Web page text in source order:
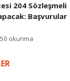
204 Sözleşmeli
Başvurular
okunma